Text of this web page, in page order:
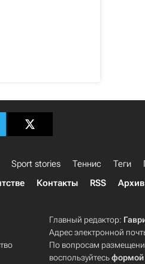
Sport stories Теннис Теги
Контакты RSS Архив
Главный редактор:
Адрес электронной
По вопросам
воспользуйтесьформой